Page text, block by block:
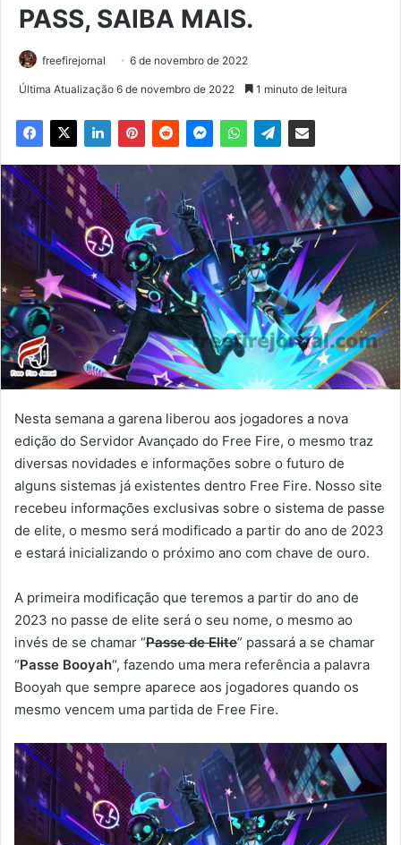
PASS, SAIBA MAIS.
freefirejornal 6 de novembro de 2022
Última Atualização 6 de novembro de 2022 1 minuto de leitura
Nesta semana a garena liberou aos jogadores a nova
edição do Servidor Avançado do Free Fire, o mesmo traz
diversas novidades e informações sobre o futuro de
alguns sistemas já existentes dentro Free Fire. Nosso site
recebeu informações exclusivas sobre o sistema de passe
de elite, o mesmo será modificado a partir do ano de 2023
e estará inicializando o próximo ano com chave de ouro.
A primeira modificação que teremos a partir do ano de
2023 no passe de elite será o seu nome, o mesmo ao
invés de se chamar “Passe de Elite” passará a se chamar
“Passe Booyah“, fazendo uma mera referência a palavra
Booyah que sempre aparece aos jogadores quando os
mesmo vencem uma partida de Free Fire.